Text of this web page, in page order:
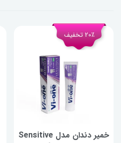
خمیر دندان مدل Sensitive
20٪ تخفیف